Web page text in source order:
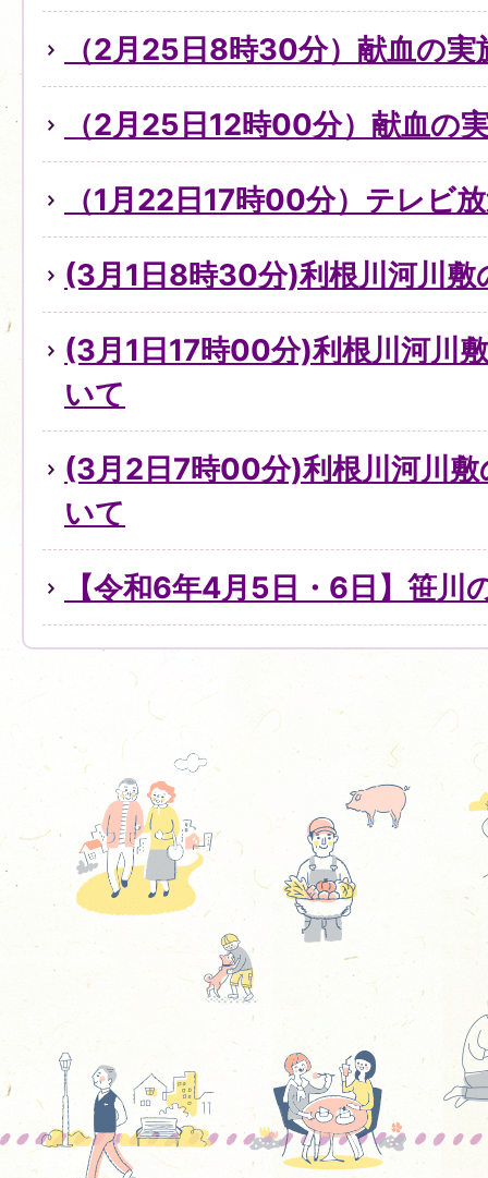
（2月25日8時30分）献血の
（2月25日12時00分）献血の
（1月22日17時00分）テレビ
(3月1日8時30分)利根川河川敷
(3月1日17時00分)利根川河川
いて
(3月2日7時00分)利根川河川
いて
【令和6年4月5日・6日】笹川